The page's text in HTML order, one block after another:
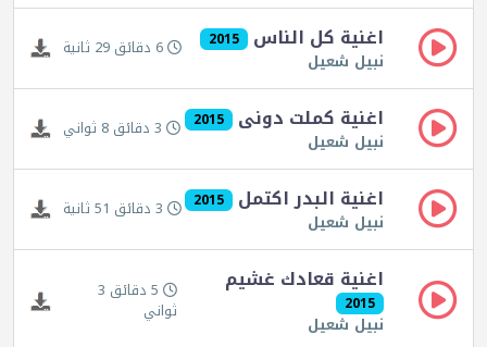
اغنية كل الناس 2015
نبيل شعيل 6 دقائق 29 ثانية
اغنية كملت دونى 2015
نبيل شعيل 3 دقائق 8 ثواني
اغنية البدر اكتمل 2015
نبيل شعيل 3 دقائق 51 ثانية
اغنية قعادك غشيم
2015
نبيل شعيل
5 دقائق 3
ثواني